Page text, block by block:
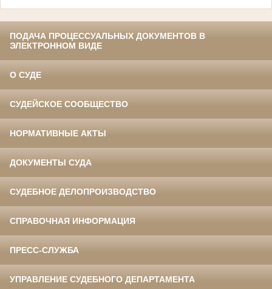
ПОДАЧА ПРОЦЕССУАЛЬНЫХ ДОКУМЕНТОВ В
ЭЛЕКТРОННОМ ВИДЕ
О СУДЕ
СУДЕЙСКОЕ СООБЩЕСТВО
НОРМАТИВНЫЕ АКТЫ
ДОКУМЕНТЫ СУДА
СУДЕБНОЕ ДЕЛОПРОИЗВОДСТВО
СПРАВОЧНАЯ ИНФОРМАЦИЯ
ПРЕСС-СЛУЖБА
УПРАВЛЕНИЕ СУДЕБНОГО ДЕПАРТАМЕНТА